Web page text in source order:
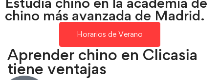
chino más avanzada de Madrid.
Horarios de Verano
Aprender chino en Clicasia
tiene ventajas